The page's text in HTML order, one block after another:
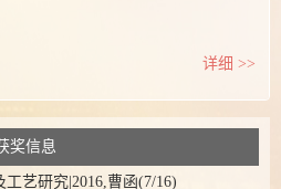
详细 >>
奖信息
艺研究|2016,曹函(7/16)